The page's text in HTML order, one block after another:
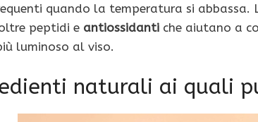
quando la temperatura si abbassa.
peptidi e antiossidanti che aiutano a
luminoso al viso.
naturali ai quali